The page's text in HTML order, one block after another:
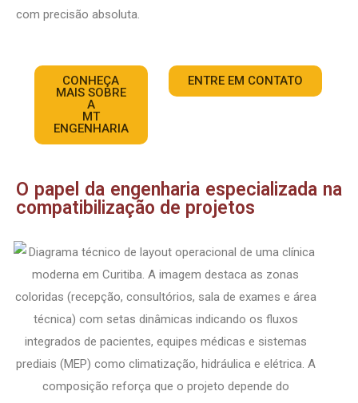
com precisão absoluta.
CONHEÇA
MAIS SOBRE
A
MT
ENGENHARIA
ENTRE EM CONTATO
O papel da engenharia especializada na
compatibilização de projetos